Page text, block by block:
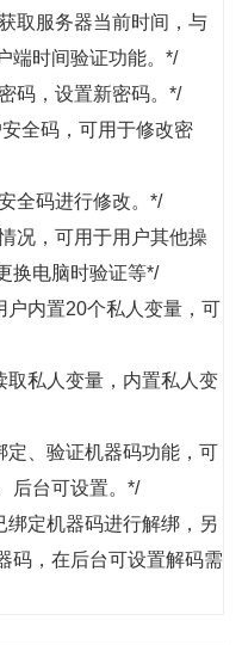
取服务器当前时间，与
端时间验证功能。*/
码，设置新密码。*/
全码，可用于修改密
全码进行修改。*/
况，可用于用户其他操
换电脑时验证等*/
户内置20个私人变量，可
取私人变量，内置私人变
定、验证机器码功能，可
后台可设置。*/
绑定机器码进行解绑，另
码，在后台可设置解码需